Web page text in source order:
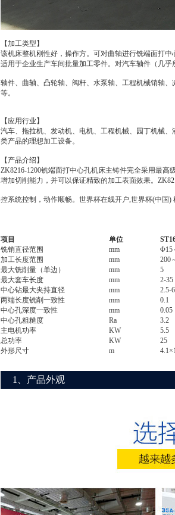
【加工类型】
该机床整机刚性好，操作方。可对曲轴进行铣端面打
适用于企业生产车间批量加工零件。对汽车轴件（几
轴件、曲轴、凸轮轴、阀杆、水泵轴、工程机械销轴
等。
【应用行业】
汽车、拖拉机、发动机、电机、工程机械、园丁机械
类产品的理想加工设备。
【产品介绍】
ZK8216-1200铣端面打中心孔机床主铸件完全采用最
增加切削能力，并可以保证精致的加工表面效果。
控系统控制，动作顺畅。世界杯在线开户,世界杯(中国)
项目 单位
铣销直径范围
mm Φ15
加工长度范围
mm 200
最大铣削量（单边）
mm 5
最大套车长度
mm 2-35
中心钻最大夹持直径
mm 2.5-
两端长度铣削一致性
mm 0.1
中心孔深度一致性
mm 0.05
中心孔粗糙度
Ra 3.2
主电机功率
KW 5.5
总功率
KW 25
外形尺寸
m
1、产品外观